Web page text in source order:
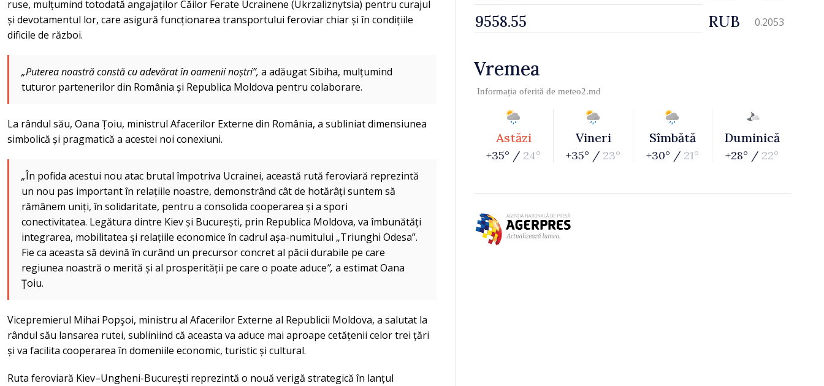
ruse, mulțumind totodată angajaților Căilor Ferate Ucrainene (Ukrzaliznytsia) pentru curajul
și devotamentul lor, care asigură funcționarea transportului feroviar chiar și în condițiile
dificile de război.
„Puterea noastră constă cu adevărat în oamenii noștri”, a adăugat Sibiha, mulțumind
tuturor partenerilor din România și Republica Moldova pentru colaborare.
La rândul său, Oana Țoiu, ministrul Afacerilor Externe din România, a subliniat dimensiunea
simbolică și pragmatică a acestei noi conexiuni.
„În pofida acestui nou atac brutal împotriva Ucrainei, această rută feroviară reprezintă
un nou pas important în relațiile noastre, demonstrând cât de hotărâți suntem să
rămânem uniți, în solidaritate, pentru a consolida cooperarea și a spori
conectivitatea. Legătura dintre Kiev și București, prin Republica Moldova, va îmbunătăți
integrarea, mobilitatea și relațiile economice în cadrul așa-numitului „Triunghi Odesa”.
Fie ca aceasta să devină în curând un precursor concret al păcii durabile pe care
regiunea noastră o merită și al prosperității pe care o poate aduce”, a estimat Oana
Ţoiu.
Vicepremierul Mihai Popşoi, ministru al Afacerilor Externe al Republicii Moldova, a salutat la
rândul său lansarea rutei, subliniind că aceasta va aduce mai aproape cetățenii celor trei țări
și va facilita cooperarea în domeniile economic, turistic și cultural.
Ruta feroviară Kiev–Ungheni-București reprezintă o nouă verigă strategică în lanțul
RUB 0.2053
Vremea
Informația oferită de meteo2.md
Astăzi
+35° / 24°
Vineri
+35° / 23°
Sîmbătă
+30° / 21°
Duminică
+28° / 22°